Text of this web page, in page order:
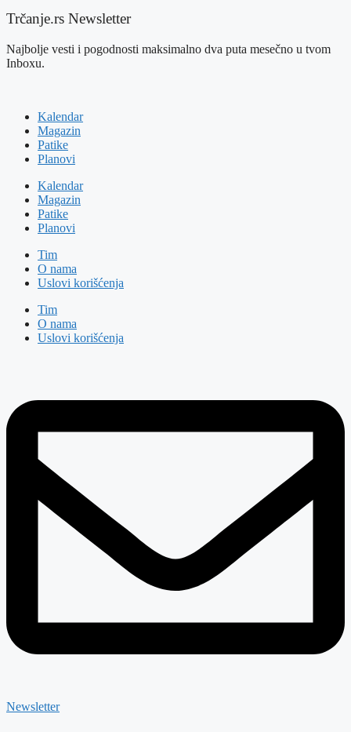
Trčanje.rs Newsletter
Najbolje vesti i pogodnosti maksimalno dva puta mesečno u tvom
Inboxu.
Kalendar
Magazin
Patike
Planovi
Kalendar
Magazin
Patike
Planovi
Tim
O nama
Uslovi korišćenja
Tim
O nama
Uslovi korišćenja
Newsletter